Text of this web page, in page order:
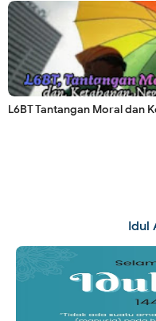
L6BT Tantangan Moral dan
Idul